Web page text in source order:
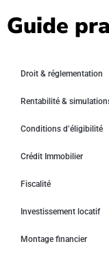
Guide
Droit & réglementation
Rentabilité &
Conditions d’éligibilité
Crédit Immobilier
Fiscalité
Investissement locatif
Montage financier